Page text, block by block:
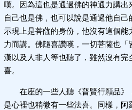
嘆。因為這也是通過佛的神通力講出
自己也是佛，也可以說是通過他自
示現上是菩薩的身份，他沒有這個能
力而講。佛隨喜讚嘆，一切菩薩也「
漢以及人非人等也聽了，雖然沒有完
喜。
在座的一些人聽《普賢行願品》
是心裡也稍微有一些法喜。同樣，阿